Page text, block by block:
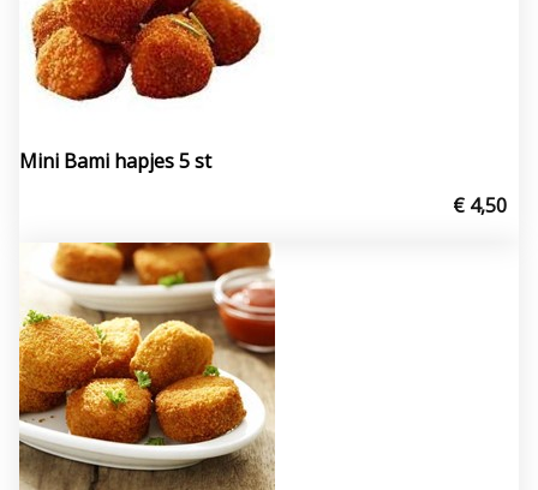
Mini Bami hapjes 5 st
€ 4,50